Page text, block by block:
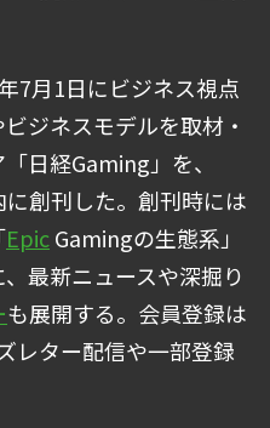
7月1日にビジネス視点
ジネスモデルを取材・
日経Gaming」を、
に創刊した。創刊時には
EpicGamingの生態系」
最新ニュースや深掘り
も展開する。会員登録は
レター配信や一部登録